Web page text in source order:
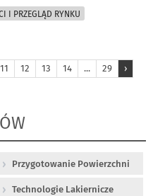
I PRZEGLĄD RYNKU
11 12 13 14 ... 29 ›
Przygotowanie Powierzchni
Technologie Lakiernicze